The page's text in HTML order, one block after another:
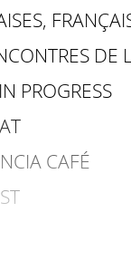
DE
PROGRESS
CAFÉ